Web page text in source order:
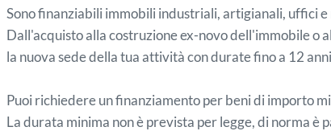
Sono finanziabili immobili industriali, artigianali, uffici
Dall'acquisto alla costruzione ex-novo dell'immobile o
la nuova sede della tua attività con durate fino a 12
Puoi richiedere un finanziamento per beni di importo
La durata minima non è prevista per legge, di norma è